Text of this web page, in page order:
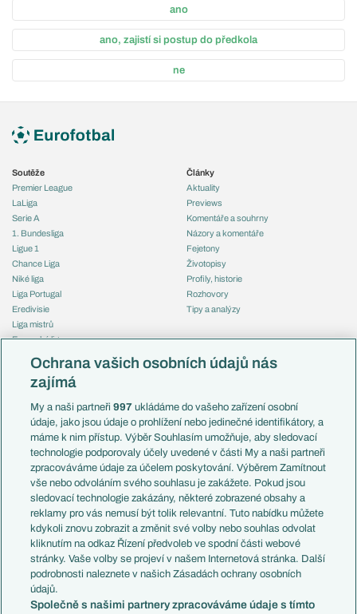
ano
ano, zajistí si postup do předkola
ne
Soutěže
Premier League
LaLiga
Serie A
1. Bundesliga
Ligue 1
Chance Liga
Niké liga
Liga Portugal
Eredivisie
Liga mistrů
Evropská liga
Mistrovství světa
Liga národů
Témata
Představení týmů MS
EuroSkauting
PL v kostce
Evropské koeficienty
Přestupy
Přestupové spekulace
Zranění
Kluby
Arsenal FC
Chelsea FC
Manchester United
Články
Aktuality
Previews
Komentáře a souhrny
Názory a komentáře
Fejetony
Životopisy
Profily, historie
Rozhovory
Tipy a analýzy
Česko
Francie
Itálie
Německo
Španělsko
Argentina
Brazílie
Přestupy
Zápasy
Livescore
Tipovací soutěž
Ochrana vašich osobních údajů nás
zajímá
My a naši partneři997 ukládáme do vašeho zařízení osobní
údaje, jako jsou údaje o prohlížení nebo jedinečné identifikátory, a
máme k nim přístup. Výběr Souhlasím umožňuje, aby sledovací
technologie podporovaly účely uvedené v části My a naši partneři
zpracováváme údaje za účelem poskytování. Výběrem Zamítnout
vše nebo odvoláním svého souhlasu je zakážete. Pokud jsou
sledovací technologie zakázány, některé zobrazené obsahy a
reklamy pro vás nemusí být tolik relevantní. Tuto nabídku můžete
kdykoli znovu zobrazit a změnit své volby nebo souhlas odvolat
kliknutím na odkaz Řízení předvoleb ve spodní části webové
stránky. Vaše volby se projeví v našem Internetová stránka. Další
podrobnosti naleznete v našich Zásadách ochrany osobních
údajů.
Společně s našimi partnery zpracováváme údaje s tímto